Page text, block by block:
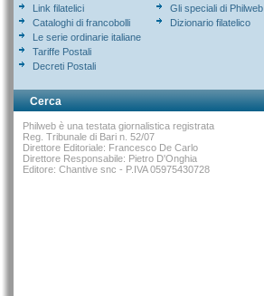
Link filatelici
Cataloghi di francobolli
Le serie ordinarie italiane
Tariffe Postali
Decreti Postali
Gli speciali di Philweb
Dizionario filatelico
Cerca
Philweb è una testata giornalistica registrata
Reg. Tribunale di Bari n. 52/07
Direttore Editoriale: Francesco De Carlo
Direttore Responsabile: Pietro D'Onghia
Editore: Chantive snc - P.IVA 05975430728